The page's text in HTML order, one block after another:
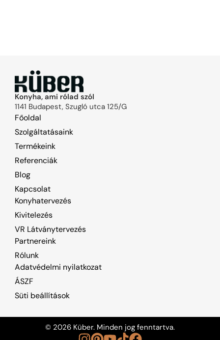
Konyha, ami rólad szól
1141 Budapest, Szugló utca 125/G
Főoldal
Szolgáltatásaink
Termékeink
Referenciák
Blog
Kapcsolat
Konyhatervezés
Kivitelezés
VR Látványtervezés
Partnereink
Rólunk
Adatvédelmi nyilatkozat
ÁSZF
Süti beállítások
© 2026 Küber. Minden jog fenntartva.